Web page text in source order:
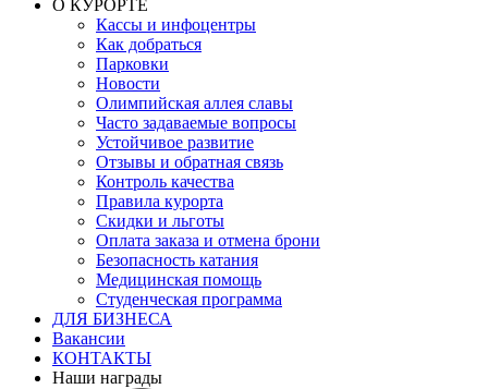
О КУРОРТЕ
Кассы и инфоцентры
Как добраться
Парковки
Новости
Олимпийская аллея славы
Часто задаваемые вопросы
Устойчивое развитие
Отзывы и обратная связь
Контроль качества
Правила курорта
Скидки и льготы
Оплата заказа и отмена брони
Безопасность катания
Медицинская помощь
Студенческая программа
ДЛЯ БИЗНЕСА
Вакансии
КОНТАКТЫ
Наши награды